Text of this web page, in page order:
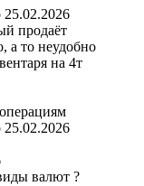
25.02.2026
продаёт
а то неудобно
на 4т
25.02.2026
валют ?